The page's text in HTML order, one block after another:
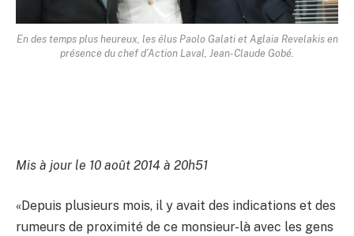
En des temps plus heureux, les élus Paolo Galati et Aglaia Revelakis en
présence du chef d’Action Laval, Jean-Claude Gobé.
Mis à jour le 10 août 2014 à 20h51
«Depuis plusieurs mois, il y avait des indications et des
rumeurs de proximité de ce monsieur-là avec les gens